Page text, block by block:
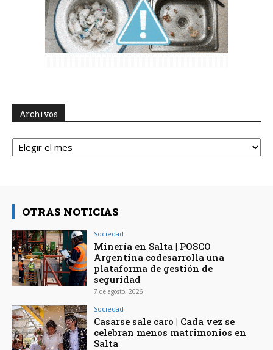
Archivos
Archivos
OTRAS NOTICIAS
Sociedad
Minería en Salta | POSCO
Argentina codesarrolla una
plataforma de gestión de
seguridad
7 de agosto, 2026
Sociedad
Casarse sale caro | Cada vez se
celebran menos matrimonios en
Salta